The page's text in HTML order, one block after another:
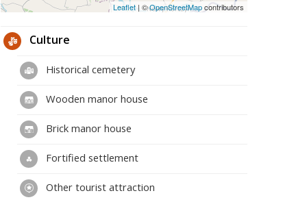
Leaflet | ©OpenStreetMapcontributors
Culture
Historical cemetery
Wooden manor house
Brick manor house
Fortified settlement
Other tourist attraction